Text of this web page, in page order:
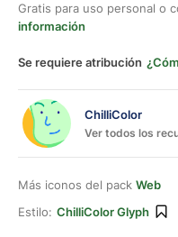
Gratis para uso personal o
información
Se requiere atribución
ChilliColor
Ver todos los
Más iconos del pack Web
Estilo: ChilliColor Glyph